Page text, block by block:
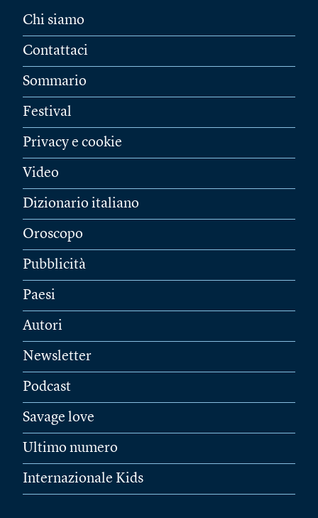
Chi siamo
Contattaci
Sommario
Festival
Privacy e cookie
Video
Dizionario italiano
Oroscopo
Pubblicità
Paesi
Autori
Newsletter
Podcast
Savage love
Ultimo numero
Internazionale Kids